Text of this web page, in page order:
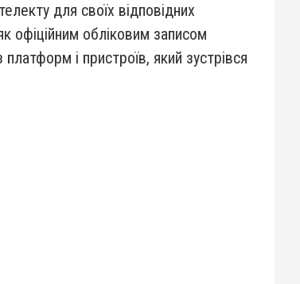
для своїх відповідних
офіційним обліковим записом
і пристроїв, який зустрівся